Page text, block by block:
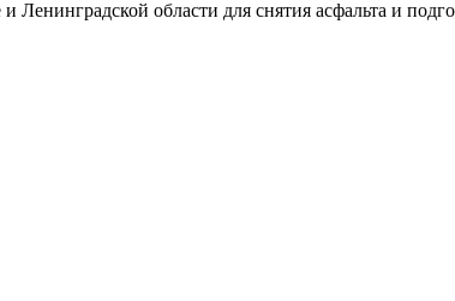
области для снятия асфальта и